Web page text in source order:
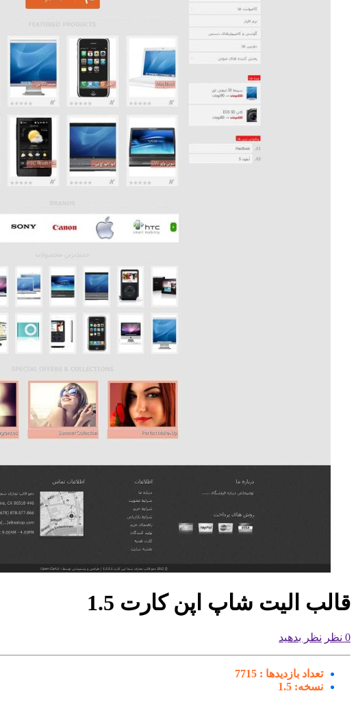
قالب الیت شاپ اپن کارت 1.5
0 نظر نظر بدهید
تعداد بازدیدها : 7715
نسخه: 1.5